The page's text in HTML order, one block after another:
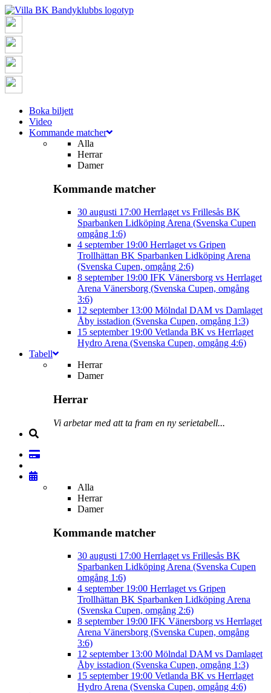
Boka biljett
Video
Kommande matcher
Alla
Herrar
Damer
Kommande matcher
30 augusti 17:00 Herrlaget vs Frillesås BK
Sparbanken Lidköping Arena (Svenska Cupen
omgång 1:6)
4 september 19:00 Herrlaget vs Gripen
Trollhättan BK Sparbanken Lidköping Arena
(Svenska Cupen, omgång 2:6)
8 september 19:00 IFK Vänersborg vs Herrlaget
Arena Vänersborg (Svenska Cupen, omgång
3:6)
12 september 13:00 Mölndal DAM vs Damlaget
Åby isstadion (Svenska Cupen, omgång 1:3)
15 september 19:00 Vetlanda BK vs Herrlaget
Hydro Arena (Svenska Cupen, omgång 4:6)
Tabell
Herrar
Damer
Herrar
Vi arbetar med att ta fram en ny serietabell...
Alla
Herrar
Damer
Kommande matcher
30 augusti 17:00 Herrlaget vs Frillesås BK
Sparbanken Lidköping Arena (Svenska Cupen
omgång 1:6)
4 september 19:00 Herrlaget vs Gripen
Trollhättan BK Sparbanken Lidköping Arena
(Svenska Cupen, omgång 2:6)
8 september 19:00 IFK Vänersborg vs Herrlaget
Arena Vänersborg (Svenska Cupen, omgång
3:6)
12 september 13:00 Mölndal DAM vs Damlaget
Åby isstadion (Svenska Cupen, omgång 1:3)
15 september 19:00 Vetlanda BK vs Herrlaget
Hydro Arena (Svenska Cupen, omgång 4:6)